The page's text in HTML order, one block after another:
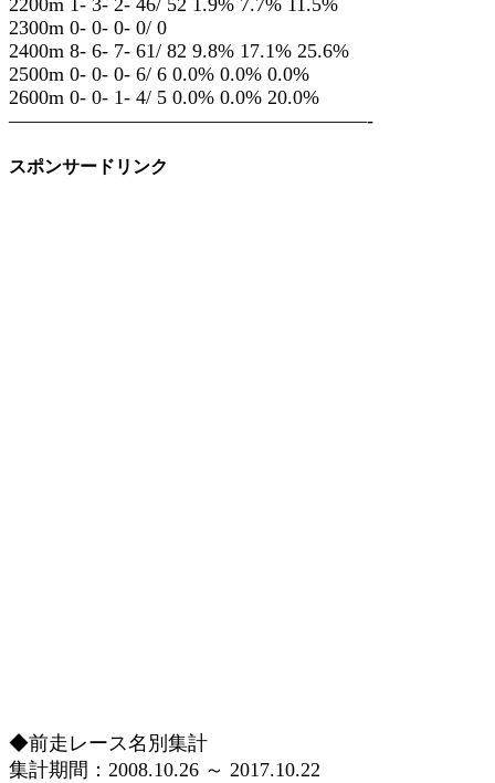
2300m 0- 0- 0- 0/ 0
2400m 8- 6- 7- 61/ 82 9.8% 17.1% 25.6%
2500m 0- 0- 0- 6/ 6 0.0% 0.0% 0.0%
2600m 0- 0- 1- 4/ 5 0.0% 0.0% 20.0%
——————————————————-
スポンサードリンク
◆前走レース名別集計
集計期間：2008.10.26 ～ 2017.10.22